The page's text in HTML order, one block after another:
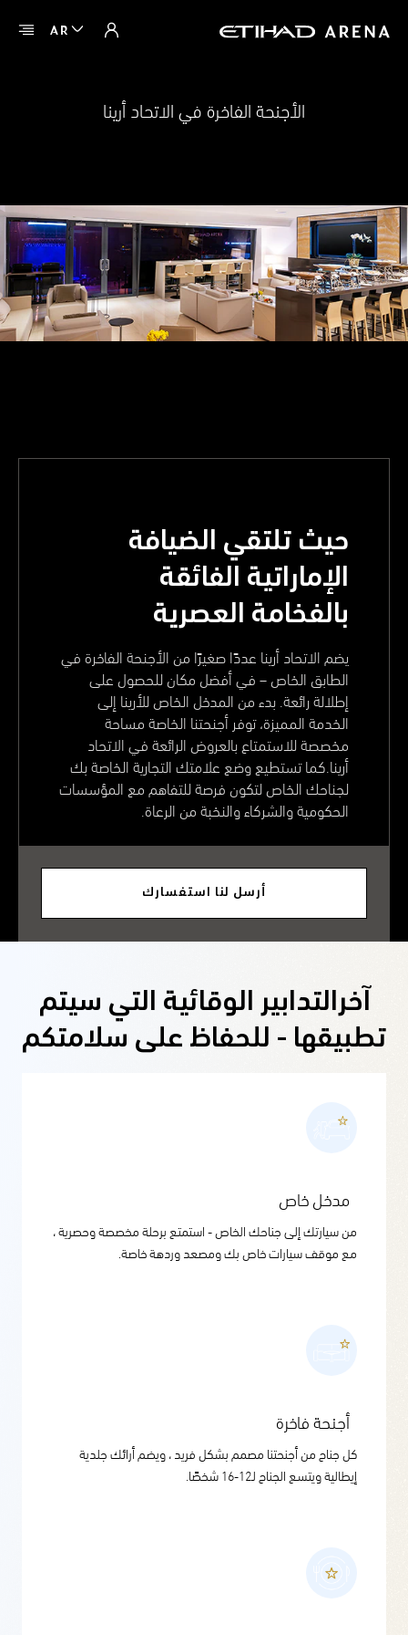
AR
الأجنحة الفاخرة في الاتحاد أرينا
حيث تلتقي الضيافة
الإماراتية الفائقة
بالفخامة العصرية
يضم الاتحاد أرينا عددًا صغيرًا من الأجنحة الفاخرة في
الطابق الخاص – في أفضل مكان للحصول على
إطلالة رائعة. بدء من المدخل الخاص للأرينا إلى
الخدمة المميزة، توفر أجنحتنا الخاصة مساحة
مخصصة للاستمتاع بالعروض الرائعة في الاتحاد
أرينا.كما تستطيع وضع علامتك التجارية الخاصة بك
لجناحك الخاص لتكون فرصة للتفاهم مع المؤسسات
الحكومية والشركاء والنخبة من الرعاة.
أرسل لنا استفسارك
آخرالتدابير الوقائية التي سيتم
تطبيقها - للحفاظ على سلامتكم
مدخل خاص
من سيارتك إلى جناحك الخاص - استمتع برحلة مخصصة وحصرية ،
مع موقف سيارات خاص بك ومصعد وردهة خاصة.
أجنحة فاخرة
كل جناح من أجنحتنا مصمم بشكل فريد ، ويضم أرائك جلدية
إيطالية ويتسع الجناح لـ12-16 شخصًا.